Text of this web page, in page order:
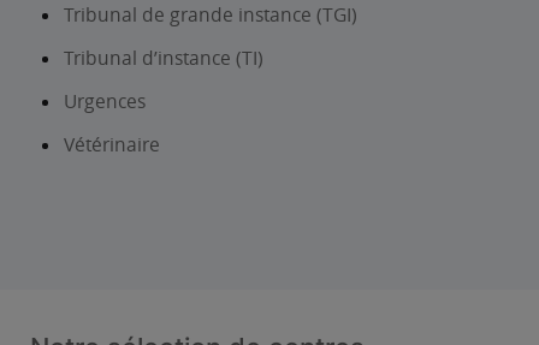
Tribunal de grande instance (TGI)
Tribunal d’instance (TI)
Urgences
Vétérinaire